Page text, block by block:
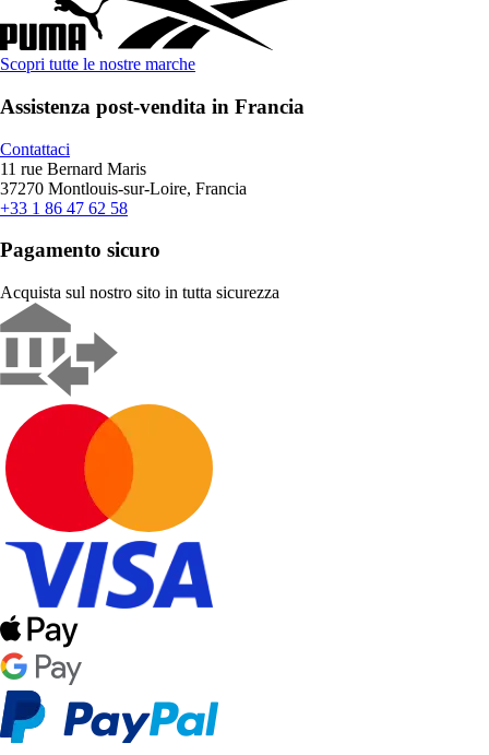
Scopri tutte le nostre marche
Assistenza post-vendita in Francia
Contattaci
11 rue Bernard Maris
37270 Montlouis-sur-Loire, Francia
+33 1 86 47 62 58
Pagamento sicuro
Acquista sul nostro sito in tutta sicurezza